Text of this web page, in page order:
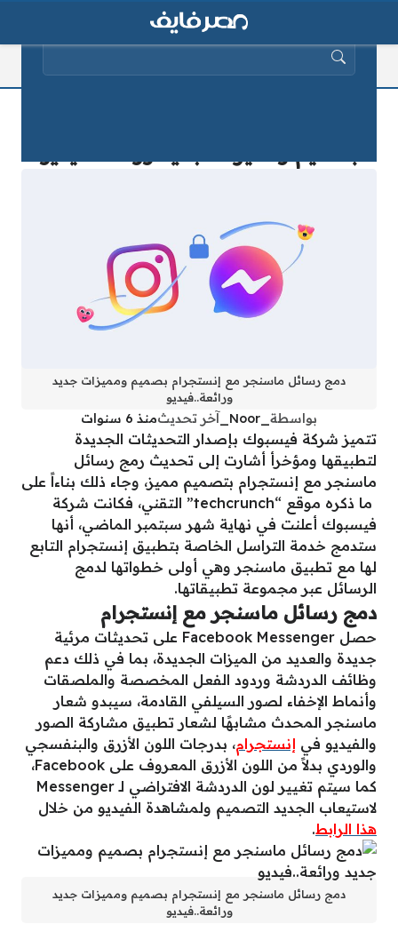
دمج رسائل ماسنجر مع إنستجرام بصميم ومميزات جديد
ورائعة..فيديو
بواسطة آخر تحديثمنذ 6 سنوات
تتميز شركة فيسبوك بإصدار التحديثات الجديدة
لتطبيقها ومؤخرأ أشارت إلى تحديث رمج رسائل
ماسنجر مع إنستجرام بتصميم مميز، وجاء ذلك بناءاً على
ما ذكره موقع “techcrunch” التقني، فكانت شركة
فيسبوك أعلنت في نهاية شهر سبتمبر الماضي، أنها
ستدمج خدمة التراسل الخاصة بتطبيق إنستجرام التابع
لها مع تطبيق ماسنجر وهي أولى خطواتها لدمج
الرسائل عبر مجموعة تطبيقاتها.
دمج رسائل ماسنجر مع إنستجرام
حصل Facebook Messenger على تحديثات مرئية
جديدة والعديد من الميزات الجديدة، بما في ذلك دعم
وظائف الدردشة وردود الفعل المخصصة والملصقات
وأنماط الإخفاء لصور السيلفي القادمة، سيبدو شعار
ماسنجر المحدث مشابهًا لشعار تطبيق مشاركة الصور
والفيديو في إنستجرام، بدرجات اللون الأزرق والبنفسجي
والوردي بدلاً من اللون الأزرق المعروف على Facebook،
كما سيتم تغيير لون الدردشة الافتراضي لـ Messenger
لاستيعاب الجديد التصميم ولمشاهدة الفيديو من خلال
هذا الرابط.
دمج رسائل ماسنجر مع إنستجرام بصميم ومميزات جديد
ورائعة..فيديو
البحث عن: